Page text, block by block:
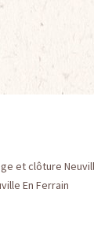
et clôture
En Ferrain